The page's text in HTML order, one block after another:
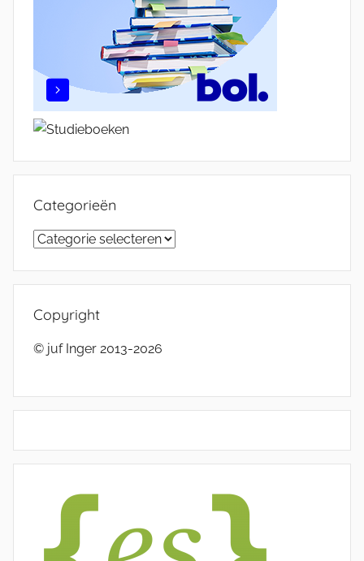
Categorieën
Categorieën
Copyright
© juf Inger 2013-2026